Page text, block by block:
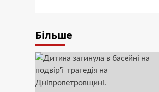
Більше